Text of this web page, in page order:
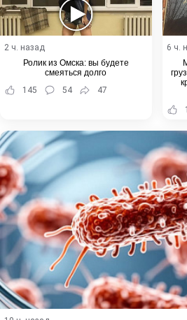
2 ч. назад
Ролик из Омска: вы будете
смеяться долго
145
54 47
6 ч.